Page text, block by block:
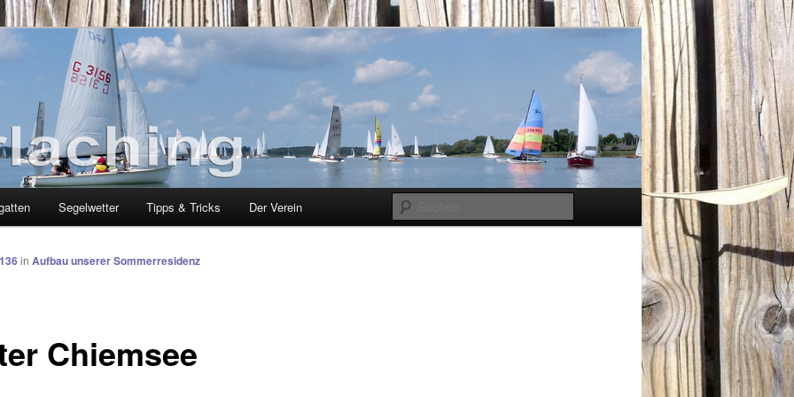
Segelwetter Tipps & Tricks Der Verein
Chiemsee
in Aufbau unserer Sommerresidenz